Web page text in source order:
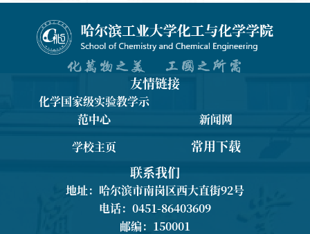
友情链接
化学国家级实验教学示
范中心
新闻网
学校主页
常用下载
联系我们
地址：哈尔滨市南岗区西大直街92号
电话：0451-86403609
邮编：150001